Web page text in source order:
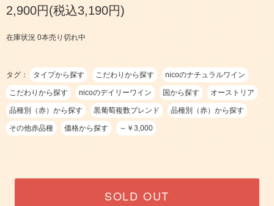
2,900円(税込3,190円)
在庫状況 0本売り切れ中
タグ： タイプから探す こだわりから探す nicoのナチュラルワイン
こだわりから探す nicoのデイリーワイン 国から探す オーストリア
品種別（赤）から探す 黒葡萄複数ブレンド 品種別（赤）から探す
その他赤品種 価格から探す ～￥3,000
SOLD OUT